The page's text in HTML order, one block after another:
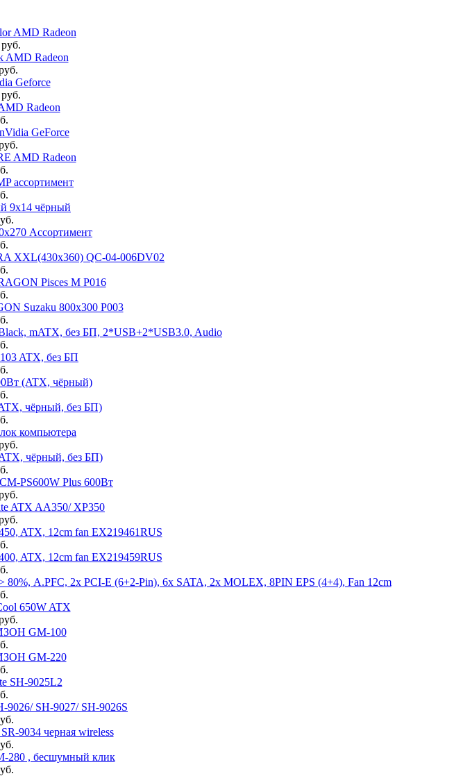
AMD Radeon
AMD Radeon
Geforce
Radeon
GeForce
AMD Radeon
ассортимент
9х14 чёрный
Ассортимент
XXL(430x360) QC-04-006DV02
Pisces M P016
Suzaku 800x300 P003
mATX, без БП, 2*USB+2*USB3.0, Audio
ATX, без БП
(ATX, чёрный)
чёрный, без БП)
компьютера
чёрный, без БП)
PS600W Plus 600Вт
ATX AA350/ XP350
ATX, 12cm fan EX219461RUS
ATX, 12cm fan EX219459RUS
A.PFC, 2x PCI-E (6+2-Pin), 6x SATA, 2x MOLEX, 8PIN EPS (4+4), Fan 12cm
650W ATX
GM-100
GM-220
SH-9025L2
SH-9027/ SH-9026S
9034 черная wireless
280 , бесшумный клик